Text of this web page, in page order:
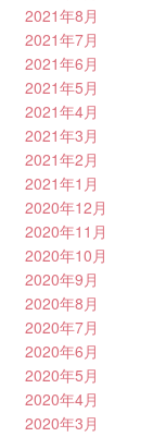
2021年8月
2021年7月
2021年6月
2021年5月
2021年4月
2021年3月
2021年2月
2021年1月
2020年12月
2020年11月
2020年10月
2020年9月
2020年8月
2020年7月
2020年6月
2020年5月
2020年4月
2020年3月